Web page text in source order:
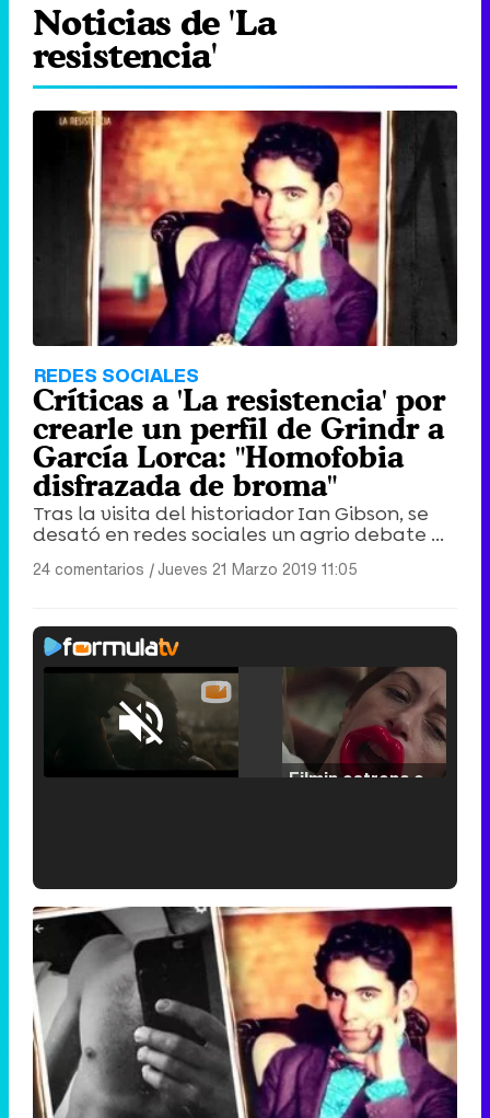
Noticias de 'La
resistencia'
REDES SOCIALES
Críticas a 'La resistencia' por
crearle un perfil de Grindr a
García Lorca: "Homofobia
disfrazada de broma"
Tras la visita del historiador Ian Gibson, se
desató en redes sociales un agrio debate ...
24 comentarios |Jueves 21 Marzo 2019 11:05
Unmute /
Loaded:
25.30%
'120 Minutos' celebra sus 2.000 programas en Telemadrid con un vídeo del día a día en la redacción
Tráiler de '33 días', la nueva serie de Atresplayer con Julián Villagrán y José Manuel Poga